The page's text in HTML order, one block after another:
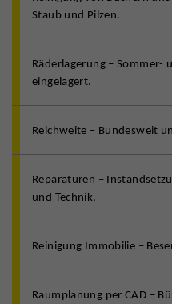
Staub und Pilzen.
Räderlagerung – Sommer-
eingelagert.
Reichweite – Bundesweit
Reparaturen –
und Technik.
Reinigung Immobilie –
Raumplanung per CAD –